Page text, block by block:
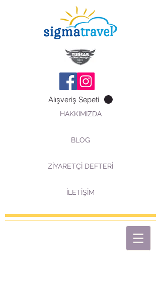
Alışveriş Sepeti
HAKKIMIZDA
BLOG
ZİYARETÇİ DEFTERİ
İLETİŞİM